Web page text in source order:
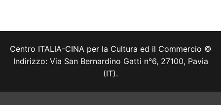
Centro ITALIA-CINA per la Cultura ed il Commercio ©
Indirizzo: Via San Bernardino Gatti n°6, 27100, Pavia
(IT).